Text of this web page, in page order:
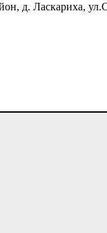
д. Ласкариха,